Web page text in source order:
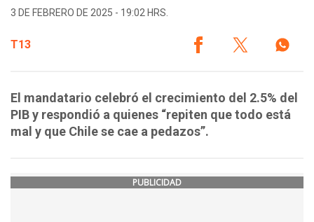
3 DE FEBRERO DE 2025 - 19:02 HRS.
T13
El mandatario celebró el crecimiento del 2.5% del
PIB y respondió a quienes “repiten que todo está
mal y que Chile se cae a pedazos”.
PUBLICIDAD